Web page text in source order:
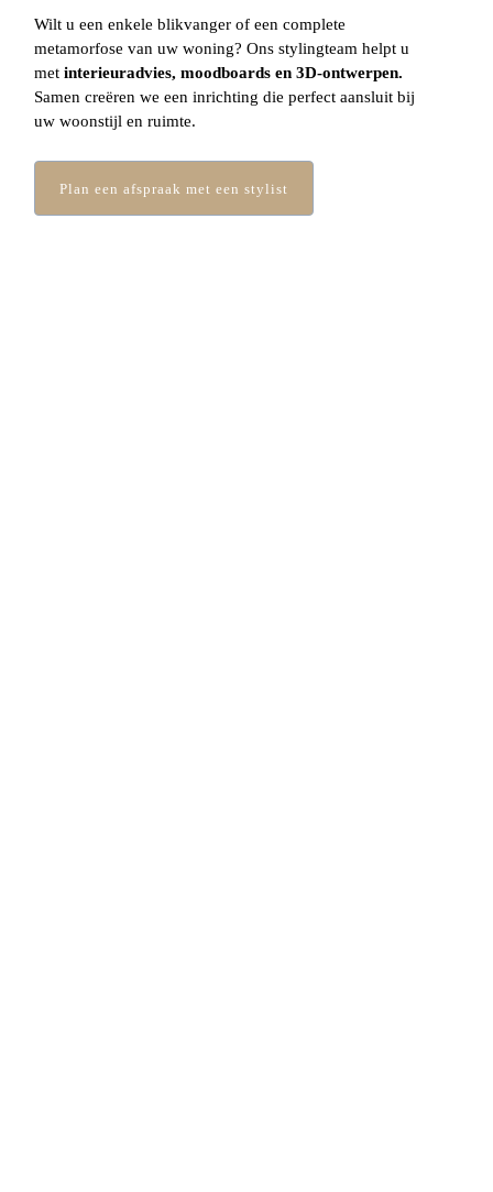
Wilt u een enkele blikvanger of een complete
metamorfose van uw woning? Ons stylingteam helpt u
metinterieuradvies, moodboards en 3D-ontwerpen.
Samen creëren we een inrichting die perfect aansluit bij
uw woonstijl en ruimte.
Plan een afspraak met een stylist